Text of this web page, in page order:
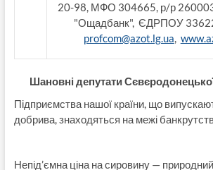
20-98, МФО 304665, р/р
"Ощадбанк", ЄДРПОУ
profcom@azot.lg.ua,
Шановні депутати
Підприємства нашої країни, що
добрива, знаходяться на межі
Непід’ємна ціна на сировину —